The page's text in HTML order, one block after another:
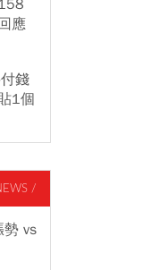
應
錢
1個
/
勢 vs